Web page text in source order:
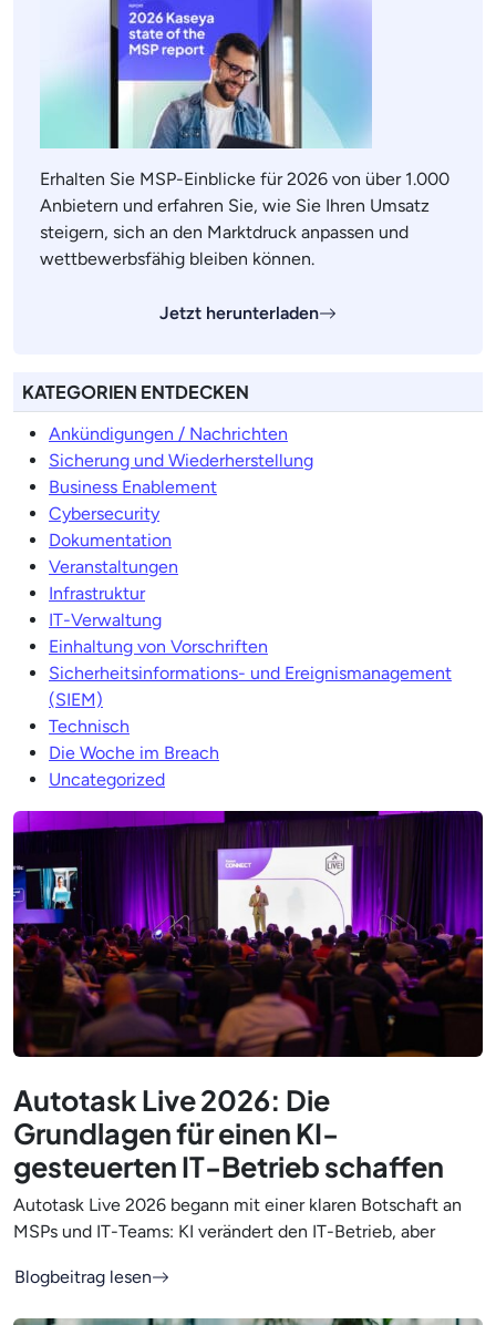
Erhalten Sie MSP-Einblicke für 2026 von über 1.000
Anbietern und erfahren Sie, wie Sie Ihren Umsatz
steigern, sich an den Marktdruck anpassen und
wettbewerbsfähig bleiben können.
Jetzt herunterladen
KATEGORIEN ENTDECKEN
Ankündigungen / Nachrichten
Sicherung und Wiederherstellung
Business Enablement
Cybersecurity
Dokumentation
Veranstaltungen
Infrastruktur
IT-Verwaltung
Einhaltung von Vorschriften
Sicherheitsinformations- und Ereignismanagement
(SIEM)
Technisch
Die Woche im Breach
Uncategorized
Autotask Live 2026: Die
Grundlagen für einen KI-
gesteuerten IT-Betrieb schaffen
Autotask Live 2026 begann mit einer klaren Botschaft an
MSPs und IT-Teams: KI verändert den IT-Betrieb, aber
Blogbeitrag lesen